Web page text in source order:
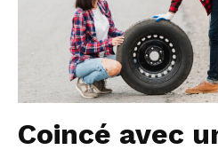
Coincé avec